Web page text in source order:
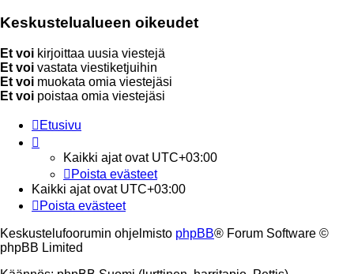
Keskustelualueen oikeudet
Et voi kirjoittaa uusia viestejä
Et voi vastata viestiketjuihin
Et voi muokata omia viestejäsi
Et voi poistaa omia viestejäsi
Etusivu
Kaikki ajat ovat UTC+03:00
Poista evästeet
Kaikki ajat ovat UTC+03:00
Poista evästeet
Keskustelufoorumin ohjelmisto phpBB® Forum Software ©
phpBB Limited